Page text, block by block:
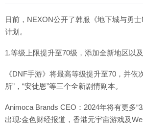
日前，NEXON公开了韩服《地下城与勇
计划。
1.等级上限提升至70级，添加全新地区以
《DNF手游》将最高等级提升至70，并依
所”，“安徒恩”等三个全新剧情副本。
Animoca Brands CEO：2024年将有更多
出现:金色财经报道，香港元宇宙游戏及